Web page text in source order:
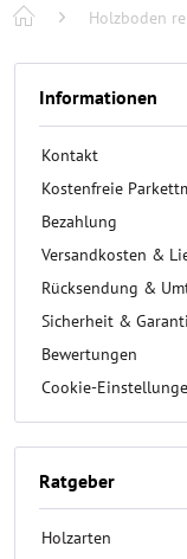
Holzboden
Informationen
Kontakt
Kostenfreie
Bezahlung
Versandkosten &
Rücksendung &
Sicherheit &
Bewertungen
Cookie-
Ratgeber
Holzarten